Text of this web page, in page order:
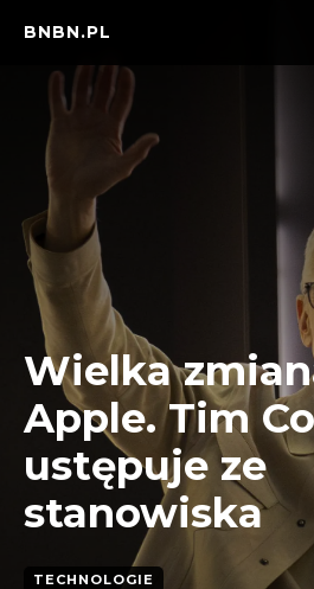
BNBN.PL
Wielka
Apple. Tim
ustępuje ze
stanowiska
TECHNOLOGIE